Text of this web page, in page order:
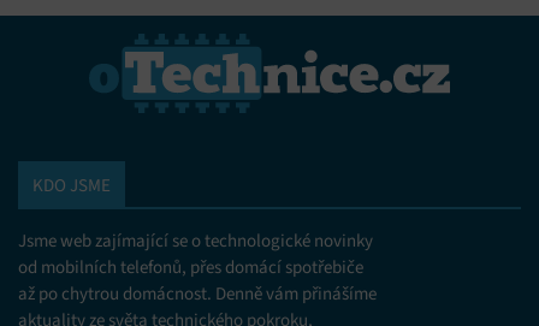
KDO JSME
Jsme web zajímající se o technologické novinky
od mobilních telefonů, přes domácí spotřebiče
až po chytrou domácnost. Denně vám přinášíme
aktuality ze světa technického pokroku,